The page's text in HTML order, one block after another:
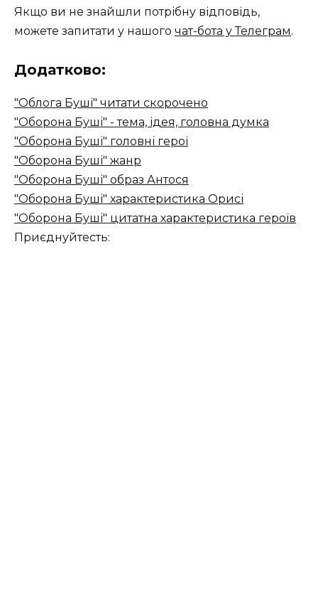
Якщо ви не знайшли потрібну відповідь,
можете запитати у нашого чат-бота у Телеграм.
Додатково:
"Облога Буші" читати скорочено
"Оборона Буші" - тема, ідея, головна думка
"Оборона Буші" головні герої
"Оборона Буші" жанр
"Оборона Буші" образ Антося
"Оборона Буші" характеристика Орисі
"Оборона Буші" цитатна характеристика героїв
Приєднуйтесть: